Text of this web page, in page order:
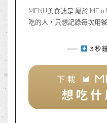
MENU美食誌是 屬於 ME
吃的人，只想記錄每次用
3秒